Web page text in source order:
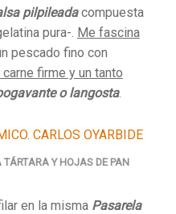
pilpileadacompuesta
pura-. Me fascina
pescado fino con
carne firme y un tanto
o langosta.
Y HOJAS DE PAN
en la misma Pasarela